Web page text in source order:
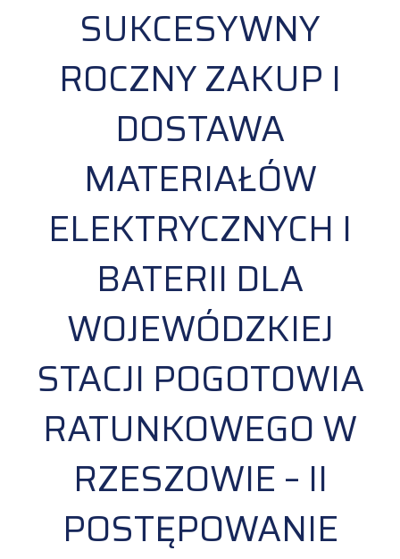
SUKCESYWNY
ROCZNY ZAKUP I
DOSTAWA
MATERIAŁÓW
ELEKTRYCZNYCH I
BATERII DLA
WOJEWÓDZKIEJ
STACJI POGOTOWIA
RATUNKOWEGO W
RZESZOWIE – II
POSTĘPOWANIE